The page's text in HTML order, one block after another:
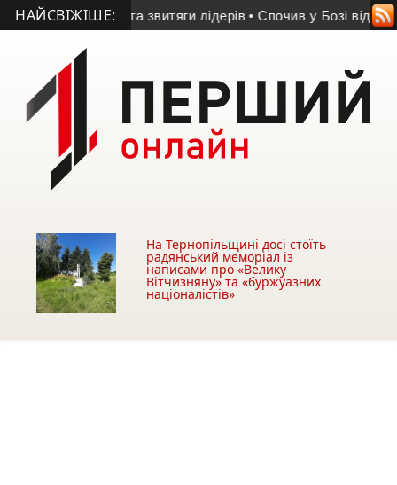
НАЙСВІЖІШЕ:
«Динамо» та звитяги лідерів • Спочив у Бозі відомий у
На Тернопільщині досі стоїть
радянський меморіал із
написами про «Велику
Вітчизняну» та «буржуазних
націоналістів»